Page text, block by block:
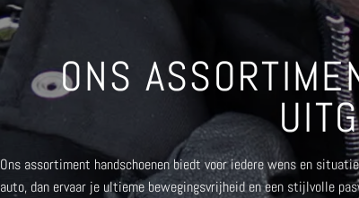
ONS
Ons assortiment handschoenen biedt voor iedere wens en
auto, dan ervaar je ultieme bewegingsvrijheid en een stijlvolle